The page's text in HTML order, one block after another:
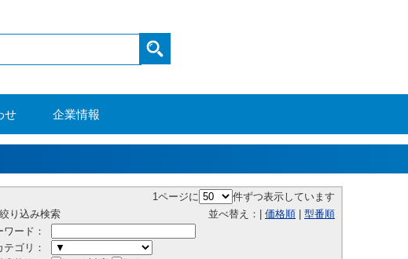
せ 企業情報
1ページに
件ずつ表示しています
り込み検索
並べ替え：| 価格順
型番順
ワード：
ゴリ：